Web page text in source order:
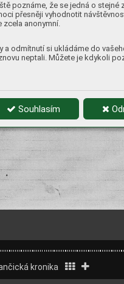
poznáme, že se jedná o stejné
přesněji vyhodnotit
zcela anonymní.
a odmítnutí si ukládáme do
neptali. Můžete je kdykoli
Souhlasím
kronika 109